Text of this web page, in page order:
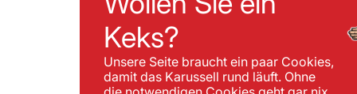
Keks?
Unsere Seite braucht ein paar Cookies,
damit das Karussell rund läuft. Ohne